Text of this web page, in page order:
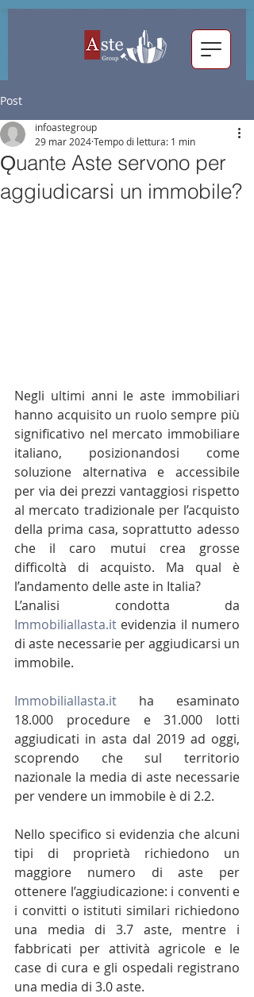
Post
Ǫuante Aste servono per
aggiudicarsi un immobile?
infoastegroup
29 mar 2024Tempo di lettura: 1 min
Negli ultimi anni le aste immobiliari
hanno acquisito un ruolo sempre più
significativo nel mercato immobiliare
italiano, posizionandosi come
soluzione alternativa e accessibile
per via dei prezzi vantaggiosi rispetto
al mercato tradizionale per l’acquisto
della prima casa, soprattutto adesso
che il caro mutui crea grosse
difficoltà di acquisto. Ma qual è
l’andamento delle aste in Italia?
Immobiliallasta.it evidenzia il numero
di aste necessarie per aggiudicarsi un
immobile.
Immobiliallasta.it ha esaminato
18.000 procedure e 31.000 lotti
aggiudicati in asta dal 2019 ad oggi,
scoprendo che sul territorio
nazionale la media di aste necessarie
per vendere un immobile è di 2.2.
Nello specifico si evidenzia che alcuni
tipi di proprietà richiedono un
maggiore numero di aste per
ottenere l’aggiudicazione: i conventi e
i convitti o istituti similari richiedono
una media di 3.7 aste, mentre i
fabbricati per attività agricole e le
case di cura e gli ospedali registrano
una media di 3.0 aste.